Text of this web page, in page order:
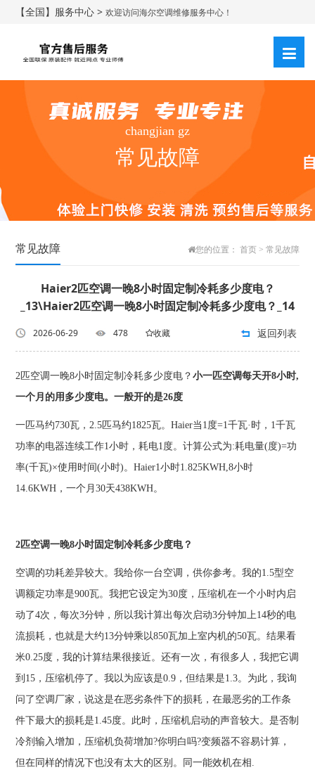
【全国】服务中心 >欢迎访问海尔空调维修服务中心！
changjian gz
常见故障
常见故障 您的位置： 首页> 常见故障
Haier2匹空调一晚8小时固定制冷耗多少度电？
_13\Haier2匹空调一晚8小时固定制冷耗多少度电？_14
2026-06-29 478 收藏 返回列表
2匹空调一晚8小时固定制冷耗多少度电？小一匹空调每天开8小时,
一个月的用多少度电。一般开的是26度
一匹马约730瓦，2.5匹马约1825瓦。Haier当1度=1千瓦·时，1千瓦
功率的电器连续工作1小时，耗电1度。计算公式为:耗电量(度)=功
率(千瓦)×使用时间(小时)。Haier1小时1.825KWH,8小时
14.6KWH，一个月30天438KWH。
2匹空调一晚8小时固定制冷耗多少度电？
空调的功耗差异较大。我给你一台空调，供你参考。我的1.5型空
调额定功率是900瓦。我把它设定为30度，压缩机在一个小时内启
动了4次，每次3分钟，所以我计算出每次启动3分钟加上14秒的电
流损耗，也就是大约13分钟乘以850瓦加上室内机的50瓦。结果看
米0.25度，我的计算结果很接近。还有一次，有很多人，我把它调
到15，压缩机停了。我以为应该是0.9，但结果是1.3。为此，我询
问了空调厂家，说这是在恶劣条件下的损耗，在最恶劣的工作条
件下最大的损耗是1.45度。此时，压缩机启动的声音较大。是否制
冷剂输入增加，压缩机负荷增加?你明白吗?变频器不容易计算，
但在同样的情况下也没有太大的区别。同一能效机在相.